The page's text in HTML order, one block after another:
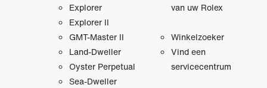
Explorer
Explorer II
GMT-Master II
Land-Dweller
Oyster Perpetual
Sea-Dweller
van uw Rolex
Winkelzoeker
Vind een
servicecentrum